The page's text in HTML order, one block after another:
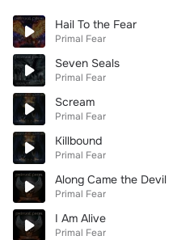
Hail To the Fear
Primal Fear
Seven Seals
Primal Fear
Scream
Primal Fear
Killbound
Primal Fear
Along Came the Devil
Primal Fear
I Am Alive
Primal Fear